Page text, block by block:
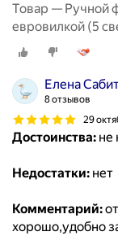
Товар — Ручной
евровилкой (5
Елена
8 отзывов
29
Достоинства: не
Недостатки: нет
Комментарий:
хорошо,удобно